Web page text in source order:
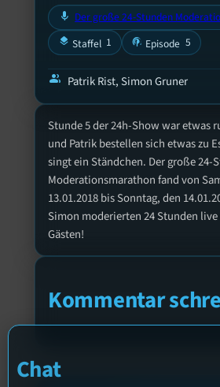
Stunde 5 der 24h-Show war etwas
und Patrik bestellen sich etwas zu
singt ein Ständchen. Der große 24-
Moderationsmarathon fand von
13.01.2018 bis Sonntag, den
Simon moderierten 24 Stunden
Gästen!
Kommentar
mic Der große 24-Stunden
layers Staffel 1 podcasts Episode 5
group Patrik Rist, Simon Gruner
Chat